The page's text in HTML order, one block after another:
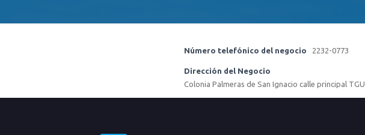
Número telefónico del negocio 2232-0773
Dirección del Negocio
Colonia Palmeras de San Ignacio calle principal TGU